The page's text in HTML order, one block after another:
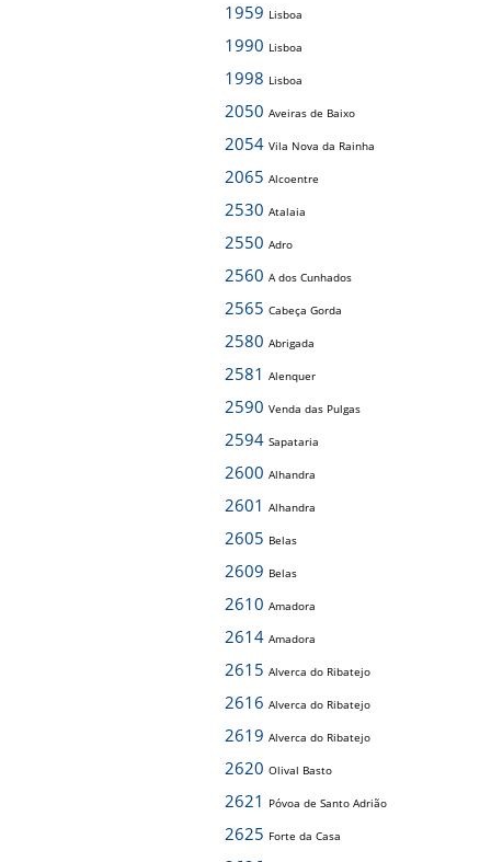
1959 Lisboa
1990 Lisboa
1998 Lisboa
2050 Aveiras de Baixo
2054 Vila Nova da Rainha
2065 Alcoentre
2530 Atalaia
2550 Adro
2560 A dos Cunhados
2565 Cabeça Gorda
2580 Abrigada
2581 Alenquer
2590 Venda das Pulgas
2594 Sapataria
2600 Alhandra
2601 Alhandra
2605 Belas
2609 Belas
2610 Amadora
2614 Amadora
2615 Alverca do Ribatejo
2616 Alverca do Ribatejo
2619 Alverca do Ribatejo
2620 Olival Basto
2621 Póvoa de Santo Adrião
2625 Forte da Casa